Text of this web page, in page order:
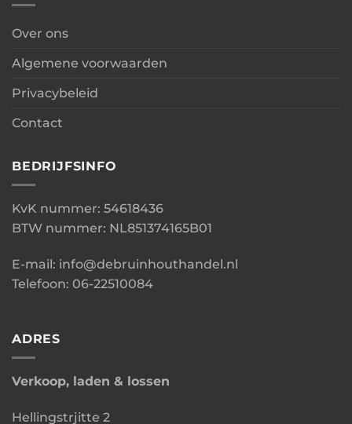
Over ons
Algemene voorwaarden
Privacybeleid
Contact
BEDRIJFSINFO
KvK nummer: 54618436
BTW nummer: NL851374165B01
E-mail: info@debruinhouthandel.nl
Telefoon: 06-22510084
ADRES
Verkoop, laden & lossen
Hellingstrjitte 2